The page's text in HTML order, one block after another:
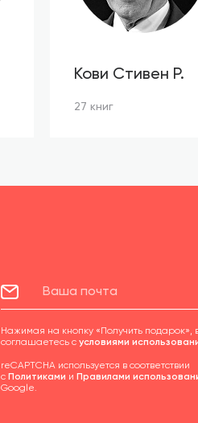
Кови Стивен Р.
27 книг
Нажимая на кнопку «Получить подарок»,
соглашаетесь с условиями
reCAPTCHA используется в соответствии
с Политиками и Правилами
Google.